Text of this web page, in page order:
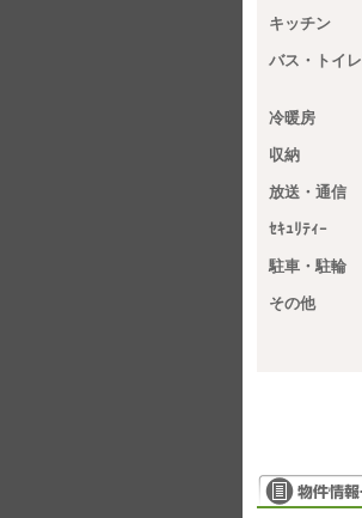
キッチン
バス・トイレ
冷暖房
収納
放送・通信
ｾｷｭﾘﾃｨｰ
駐車・駐輪
その他